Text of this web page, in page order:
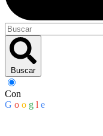
Buscar
Con
G o o g l e